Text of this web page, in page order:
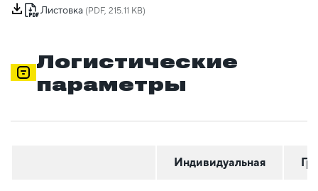
Листовка (PDF, 215.11 KB)
Логистические
параметры
Индивидуальная